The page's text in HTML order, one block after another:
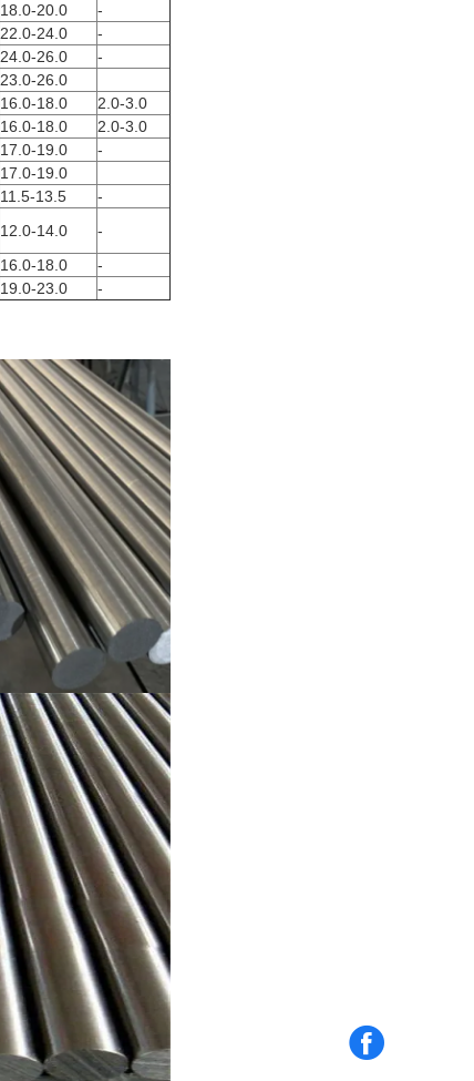
18.0-20.0
-
22.0-24.0
-
24.0-26.0
-
23.0-26.0
16.0-18.0
2.0-3.0
16.0-18.0
2.0-3.0
17.0-19.0
-
17.0-19.0
11.5-13.5
-
12.0-14.0
-
16.0-18.0
-
19.0-23.0 -